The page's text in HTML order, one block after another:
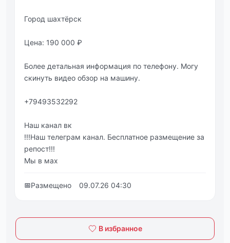
Город шахтёрск
Цена: 190 000 ₽
Более детальная информация по телефону. Могу
скинуть видео обзор на машину.
+79493532292
Наш канал вк
!!!Наш телеграм канал. Бесплатное размещение за
репост!!!
Мы в мах
📅Размещено 09.07.26 04:30
В избранное